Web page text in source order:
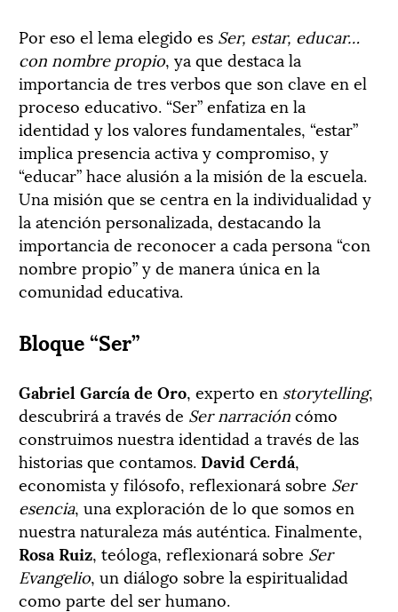
Por eso el lema elegido es Ser, estar, educar…
con nombre propio, ya que destaca la
importancia de tres verbos que son clave en el
proceso educativo. “Ser” enfatiza en la
identidad y los valores fundamentales, “estar”
implica presencia activa y compromiso, y
“educar” hace alusión a la misión de la escuela.
Una misión que se centra en la individualidad y
la atención personalizada, destacando la
importancia de reconocer a cada persona “con
nombre propio” y de manera única en la
comunidad educativa.
Bloque “Ser”
Gabriel García de Oro, experto en storytelling,
descubrirá a través de Ser narracióncómo
construimos nuestra identidad a través de las
historias que contamos.David Cerdá,
economista y filósofo, reflexionará sobre Ser
esencia, una exploración de lo que somos en
nuestra naturaleza más auténtica. Finalmente,
Rosa Ruiz, teóloga, reflexionará sobre Ser
Evangelio, un diálogo sobre la espiritualidad
como parte del ser humano.